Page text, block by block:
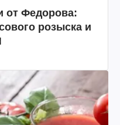
от Федорова:
розыска и